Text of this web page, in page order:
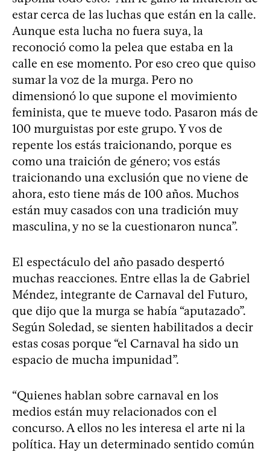
estar cerca de las luchas que están en la calle.
Aunque esta lucha no fuera suya, la
reconoció como la pelea que estaba en la
calle en ese momento. Por eso creo que quiso
sumar la voz de la murga. Pero no
dimensionó lo que supone el movimiento
feminista, que te mueve todo. Pasaron más de
100 murguistas por este grupo. Y vos de
repente los estás traicionando, porque es
como una traición de género; vos estás
traicionando una exclusión que no viene de
ahora, esto tiene más de 100 años. Muchos
están muy casados con una tradición muy
masculina, y no se la cuestionaron nunca”.
El espectáculo del año pasado despertó
muchas reacciones. Entre ellas la de Gabriel
Méndez, integrante de Carnaval del Futuro,
que dijo que la murga se había “aputazado”.
Según Soledad, se sienten habilitados a decir
estas cosas porque “el Carnaval ha sido un
espacio de mucha impunidad”.
“Quienes hablan sobre carnaval en los
medios están muy relacionados con el
concurso. A ellos no les interesa el arte ni la
política. Hay un determinado sentido común